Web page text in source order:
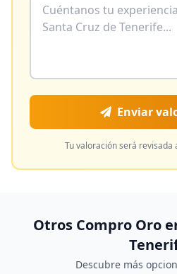
Enviar
Tu valoración será revisada
Otros Compro Oro
Descubre más